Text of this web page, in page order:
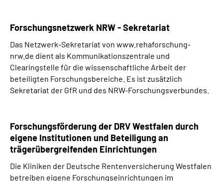
Forschungsnetzwerk NRW - Sekretariat
Das Netzwerk-Sekretariat von www.rehaforschung-
nrw.de dient als Kommunikationszentrale und
Clearingstelle für die wissenschaftliche Arbeit der
beteiligten Forschungsbereiche. Es ist zusätzlich
Sekretariat der GfR und des NRW-Forschungsverbundes.
Forschungsförderung der DRV Westfalen durch
eigene Institutionen und Beteiligung an
trägerübergreifenden Einrichtungen
Die Kliniken der Deutsche Rentenversicherung Westfalen
betreiben eigene Forschungseinrichtungen im